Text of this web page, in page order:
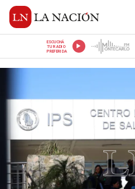
ESCUCHÁ
TU RADIO
PREFERIDA